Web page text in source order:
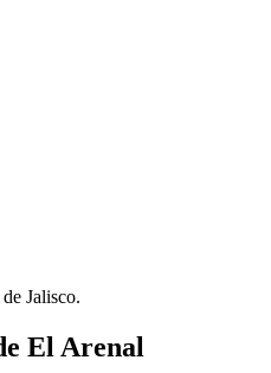
Jalisco.
El Arenal